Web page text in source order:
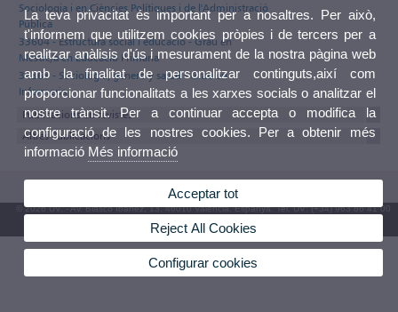
Sociologia i en Ciències Polítiques i de l'Administració
Pública
33604 - Estructura social i educació - Grau en
Mestre/a en Educació Primària
34368 - Sociología, género y salud - Grau en
Infermeria
Publicacions en revistes
Altres Publicacions
© 2026 UV. - Av. Blasco Ibáñez, 13. 46010 València. Espanya. Tel. UV: (+34) 963 86 41 00
Bústia UV
La teva privacitat és important per a nosaltres. Per això,
t'informem que utilitzem cookies pròpies i de tercers per a
realitzar anàlisis d'ús i mesurament de la nostra pàgina web
amb la finalitat de personalitzar continguts,així com
proporcionar funcionalitats a les xarxes socials o analitzar el
nostre trànsit. Per a continuar accepta o modifica la
configuració de les nostres cookies. Per a obtenir més
informació Més informació
Acceptar tot
Reject All Cookies
Configurar cookies